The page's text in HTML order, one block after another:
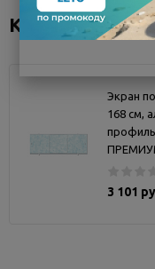
Коллекция
Экран
168 см,
3 101